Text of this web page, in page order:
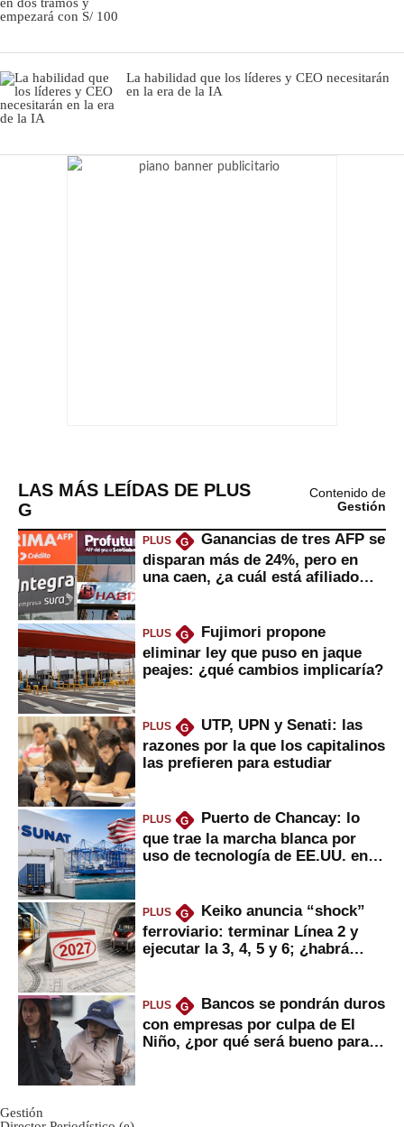
La habilidad que los líderes y CEO necesitarán
en la era de la IA
LAS MÁS LEÍDAS DE PLUS
G
Contenido de
Gestión
PLUS G
Ganancias de tres AFP se
disparan más de 24%, pero en
una caen, ¿a cuál está afiliado
PLUS G
Fujimori propone
eliminar ley que puso en jaque
peajes: ¿qué cambios implicaría?
PLUS G
UTP, UPN y Senati: las
razones por la que los capitalinos
las prefieren para estudiar
PLUS G
Puerto de Chancay: lo
que trae la marcha blanca por
uso de tecnología de EE.UU. en
PLUS G
Keiko anuncia “shock”
ferroviario: terminar Línea 2 y
ejecutar la 3, 4, 5 y 6; ¿habrá
PLUS G
Bancos se pondrán duros
con empresas por culpa de El
Niño, ¿por qué será bueno para
Gestión